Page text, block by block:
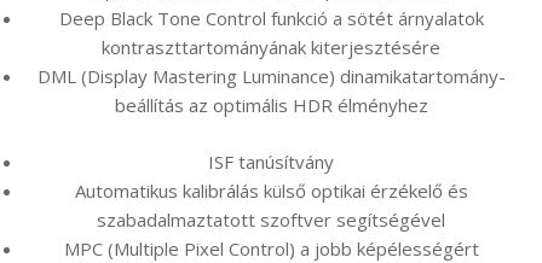
Deep Black Tone Control funkció a sötét árnyalatok
kontraszttartományának kiterjesztésére
DML (Display Mastering Luminance) dinamikatartomány-
beállítás az optimális HDR élményhez
ISF tanúsítvány
Automatikus kalibrálás külső optikai érzékelő és
szabadalmaztatott szoftver segítségével
MPC (Multiple Pixel Control) a jobb képélességért